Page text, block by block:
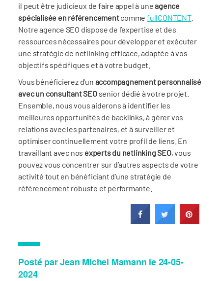
il peut être judicieux de faire appel à uneagence
spécialisée en référencementcommefullCONTENT.
Notre agence SEO dispose de l’expertise et des
ressources nécessaires pour développer et exécuter
une stratégie de netlinking efficace, adaptée à vos
objectifs spécifiques et à votre budget.
Vous bénéficierez d’un accompagnement personnalisé
avec un consultant SEOsenior dédié à votre projet.
Ensemble, nous vous aiderons à identifier les
meilleures opportunités de backlinks, à gérer vos
relations avec les partenaires, et à surveiller et
optimiser continuellement votre profil de liens. En
travaillant avec nos experts du netlinking SEO, vous
pouvez vous concentrer sur d’autres aspects de votre
activité tout en bénéficiant d’une stratégie de
référencement robuste et performante.
Posté par Jean Michel Mamann le 24-05-
2024